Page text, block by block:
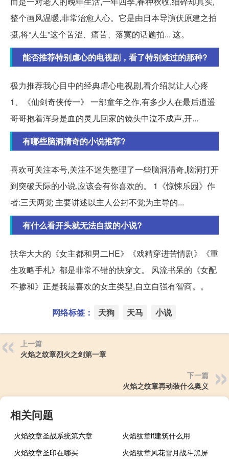
整个画风温暖,非常治愈人心。它是由日本导演伏原建之拍
摄,将“人生”这个苦涩、痛苦、落寞的话题拍... 这。
能否推荐特别虐心的电视剧，看了特别难过的那种?
极力推荐我心目中的经典虐心电视剧,看介绍就让人心疼
1、《仙剑奇侠传一》 一部童年之作,有多少人在最后逍遥
哥哥抱着浑身是血的灵儿回家的镜头中泣不成声,开...
有哪些脑洞清奇的小说推荐?
喜欢可关注本号,关注不迷失整理了一些脑洞清奇,脑洞打开
到突破天际的小说,应该会有你喜欢的。 1《惊悚乐园》作
者:三天两觉 主要讲述以主人公封不觉为主导的...
有什么看开头就无法自拔的小说?
扶华大大的《女主都和男二HE》《戏精穿进苦情剧》《重
生攻略手札》都是非常不错的快穿文。 风流书呆的《女配
不掺和》正是我最喜欢的女主类型,自立自强有智商。。
网络标签： 天狗 天马 小说
上一篇
火焰之纹章烈火之剑第一章
下一篇
火焰之纹章再动装什么奥义
相关问题
火焰纹章圣战系统第六章
火焰纹章if建筑什么用
火焰纹章圣印在哪买
火焰纹章风花雪月战斗黑屏